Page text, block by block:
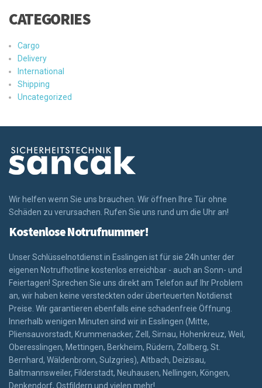
CATEGORIES
Cargo
Delivery
International
Shipping
Uncategorized
Wir helfen wenn Sie uns brauchen. Wir öffnen Ihre Tür ohne
Schäden zu verursachen. Rufen Sie uns rund um die Uhr an!
Kostenlose Notrufnummer!
Unser Schlüsselnotdienst in Esslingen ist für sie 24h unter der
eigenen Notrufhotline kostenlos erreichbar - auch an Sonn- und
Feiertagen! Sprechen Sie uns direkt am Telefon auf Ihr Problem
an, wir haben keine versteckten oder überteuerten Notdienst
Preise. Wir garantieren ebenfalls eine schadenfreie Öffnung.
Innerhalb wenigen Minuten sind wir in Esslingen (Mitte,
Pliensauvorstadt, Krummenacker, Zell, Sirnau, Hohenkreuz, Weil,
Oberesslingen, Mettingen, Berkheim, Rüdern, Zollberg, St.
Bernhard, Wäldenbronn, Sulzgries), Altbach, Deizisau,
Baltmannsweiler, Filderstadt, Neuhausen, Nellingen, Köngen,
Denkendorf, Ostfildern und vielen mehr!